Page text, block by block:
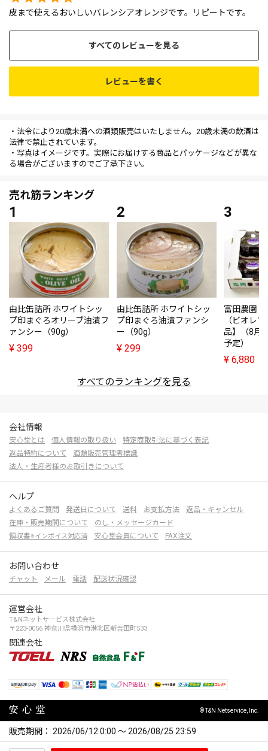
販売期間 2026/06/12 0:00 〜 2026/08/25 23:59
皮まで使えるおいしいバレンシアオレンジです。リピートです。
すべてのレビューを見る
レビューを書く
・法令により20歳未満への酒類販売はいたしません。20歳未満の飲酒は
法律で禁止されています。
・写真はイメージです。実際にお届けする商品とパッケージなどが異な
る場合がございますのでご了承下さい。
売れ筋ランキング
由比缶詰所 ホワイトシッ
プ印まぐろオリーブ油漬フ
ァンシー（90g）
¥ 399
由比缶詰所 ホワイトシッ
プ印まぐろ油漬ファンシ
ー（90g）
¥ 299
富田農園
（ビオレ
品】（8月
予定）
¥ 6,880
すべてのランキングを見る
会社情報
安心堂とは 個人情報の取り扱い
特定商取引法に基づく表記
返品特約について
酒類販売管理者標識
法人・生産者様のお取引きについて
ヘルプ
よくあるご質問 発送日について 送料 お支払方法
返品・キャンセル
在庫・販売期間について
のし・メッセージカード
領収書※インボイス対応済 安心堂会員について FAX注文
お問い合わせ
チャット メール 電話 配送状況確認
運営会社
T&Nネットサービス株式会社
〒223-0056 神奈川県横浜市港北区新吉田町533
関連会社
© T&N Netservice, Inc.